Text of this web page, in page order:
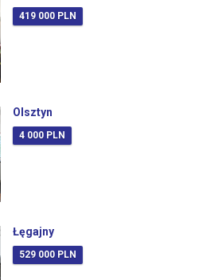
419 000 PLN
Olsztyn
4 000 PLN
Łęgajny
529 000 PLN